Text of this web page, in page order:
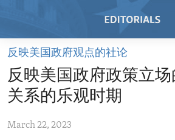
Skip
main
content
to
HOME
VIDEO
REGIONS
反映美国政府观点的社论
反映美国政府政策立
关系的乐观时期
March 22, 2023